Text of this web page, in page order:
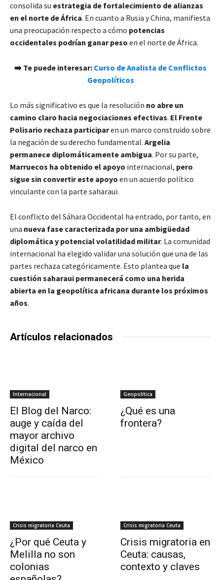
consolida su estrategia de fortalecimiento de alianzas
en el norte de África. En cuanto a Rusia y China, manifiesta
una preocupación respecto a cómo potencias
occidentales podrían ganar peso en el norte de África.
​➡️ Te puede interesar: Curso de Analista de Conflictos
Geopolíticos
Lo más significativo es que la resolución no abre un
camino claro hacia negociaciones efectivas. El Frente
Polisario rechaza participaren un marco construido sobre
la negación de su derecho fundamental. Argelia
permanece diplomáticamente ambigua. Por su parte,
Marruecos ha obtenido el apoyo internacional, pero
sigue sin convertir este apoyo en un acuerdo político
vinculante con la parte saharaui.
El conflicto del Sáhara Occidental ha entrado, por tanto, en
una nueva fase caracterizada por una ambigüedad
diplomática y potencial volatilidad militar. La comunidad
internacional ha elegido validar una solución que una de las
partes rechaza categóricamente. Esto plantea que la
cuestión saharaui permanecerá como una herida
abierta en la geopolítica africana durante los próximos
años.
Artículos relacionados
Internacional
El Blog del Narco:
auge y caída del
mayor archivo
digital del narco en
México
Geopolítica
¿Qué es una
frontera?
Crisis migratoria Ceuta
¿Por qué Ceuta y
Melilla no son
colonias
Crisis migratoria Ceuta
Crisis migratoria en
Ceuta: causas,
contexto y claves